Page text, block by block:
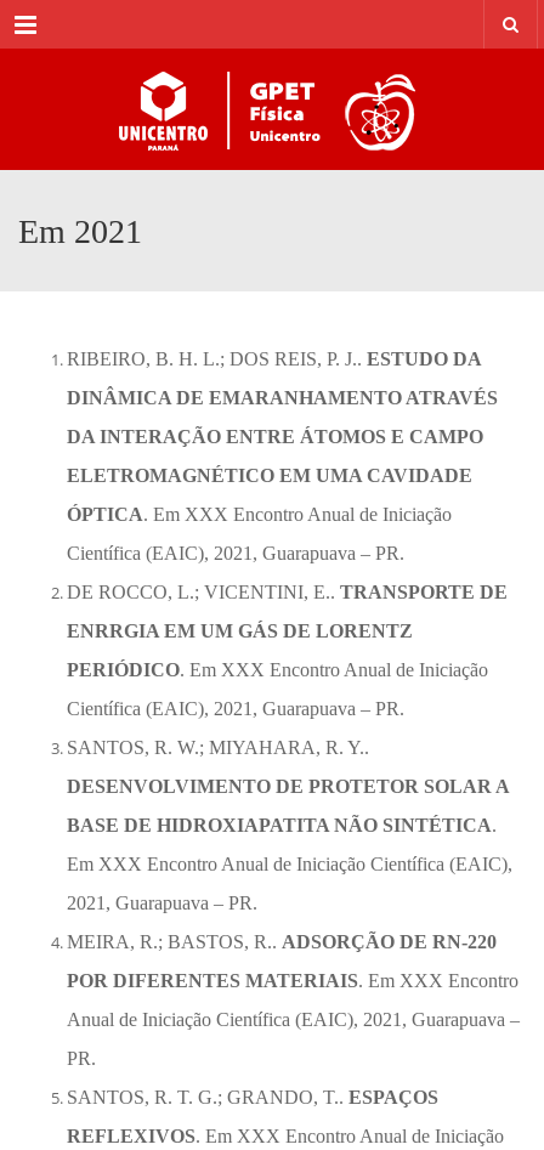
Menu
Em 2021
RIBEIRO, B. H. L.; DOS REIS, P. J.. ESTUDO DA
DINÂMICA DE EMARANHAMENTO ATRAVÉS
DA INTERAÇÃO ENTRE ÁTOMOS E CAMPO
ELETROMAGNÉTICO EM UMA CAVIDADE
ÓPTICA. Em XXX Encontro Anual de Iniciação
Científica (EAIC), 2021, Guarapuava – PR.
DE ROCCO, L.; VICENTINI, E.. TRANSPORTE DE
ENRRGIA EM UM GÁS DE LORENTZ
PERIÓDICO. Em XXX Encontro Anual de Iniciação
Científica (EAIC), 2021, Guarapuava – PR.
SANTOS, R. W.; MIYAHARA, R. Y..
DESENVOLVIMENTO DE PROTETOR SOLAR A
BASE DE HIDROXIAPATITA NÃO SINTÉTICA.
Em XXX Encontro Anual de Iniciação Científica (EAIC),
2021, Guarapuava – PR.
MEIRA, R.; BASTOS, R.. ADSORÇÃO DE RN-220
POR DIFERENTES MATERIAIS. Em XXX Encontro
Anual de Iniciação Científica (EAIC), 2021, Guarapuava –
PR.
SANTOS, R. T. G.; GRANDO, T.. ESPAÇOS
REFLEXIVOS. Em XXX Encontro Anual de Iniciação